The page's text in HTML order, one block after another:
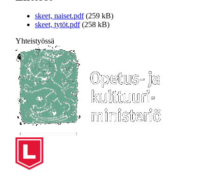
skeet, naiset.pdf (259 kB)
skeet, tytöt.pdf (258 kB)
Yhteistyössä